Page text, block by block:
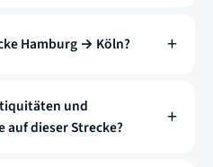
Hamburg → Köln?
und
auf dieser Strecke?